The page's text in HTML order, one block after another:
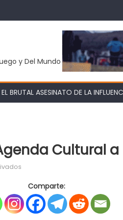
y Del Mundo
BRUTAL ASESINATO DE LA
Cultural
hacer
este
finde,
Comparte: